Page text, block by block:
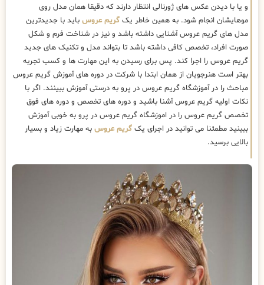
و یا با دیدن عکس های ژورنالی انتظار دارند که دقیقا همان مدل روی
موهایشان انجام شود. به همین خاطر یک گریم عروس باید با جدیدترین
مدل های گریم عروس آشنایی داشته باشد و نیز در شناخت فرم و شکل
صورت افراد، تخصص کافی داشته باشد تا بتواند مدل و تکنیک های جدید
گریم عروس را اجرا کند. پس برای رسیدن به این مهارت ها و کسب تجربه
بهتر است هنرجویان از همان ابتدا با شرکت در دوره های آموزش گریم عروس
مباحث را در آموزشگاه گریم عروس در پرو به درستی آموزش ببینند. اگر با
نکات اولیه گریم عروس آشنا باشید و دوره های تخصص و دوره های فوق
تخصص گریم عروس را در اموزشگاه گریم عروس در پرو به خوبی آموزش
ببینید مطمئنا می توانید در اجرای یک گریم عروس به مهارت زیاد و بسیار
بالایی برسید.